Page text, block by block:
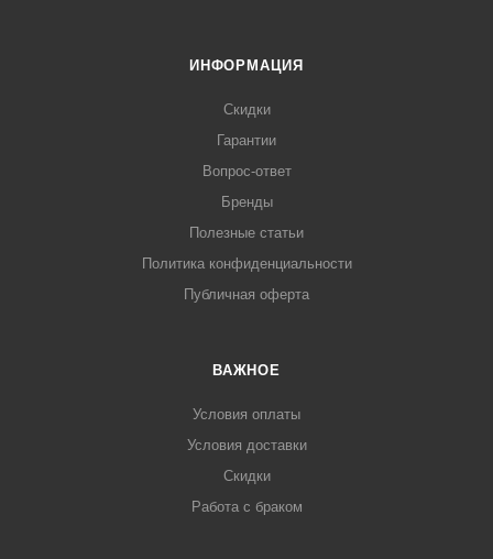
ИНФОРМАЦИЯ
Скидки
Гарантии
Вопрос-ответ
Бренды
Полезные статьи
Политика конфиденциальности
Публичная оферта
ВАЖНОЕ
Условия оплаты
Условия доставки
Скидки
Работа с браком